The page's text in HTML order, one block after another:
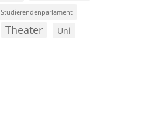
Studierendenparlament
Theater Uni